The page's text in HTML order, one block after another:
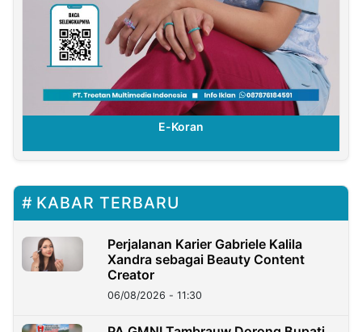
E-Koran
KABAR TERBARU
Perjalanan Karier Gabriele Kalila
Xandra sebagai Beauty Content
Creator
06/08/2026 - 11:30